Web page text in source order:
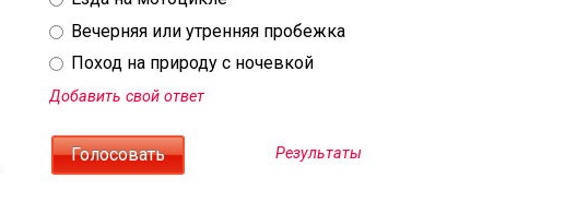
Вечерняя или утренняя пробежка
Поход на природу с ночевкой
Добавить свой ответ
Результаты